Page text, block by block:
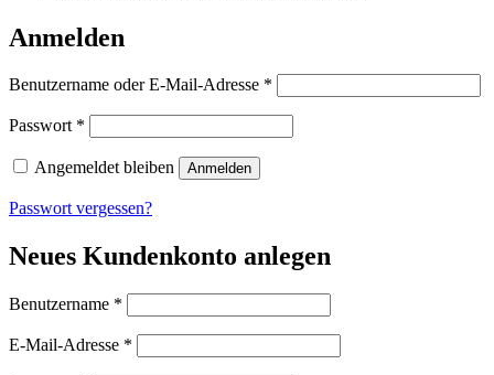
Anmelden
Benutzername oder E-Mail-Adresse *
Passwort *
Angemeldet bleiben Anmelden
Passwort vergessen?
Neues Kundenkonto anlegen
Benutzername *
E-Mail-Adresse *